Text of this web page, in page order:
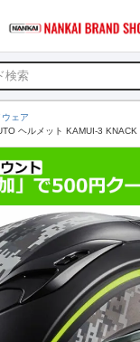
ェア
ヘルメット KAMUI-3